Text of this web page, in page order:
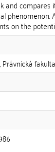
and
on the